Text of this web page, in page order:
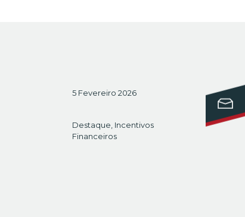
5 Fevereiro 2026
Destaque Incentivos
Financeiros